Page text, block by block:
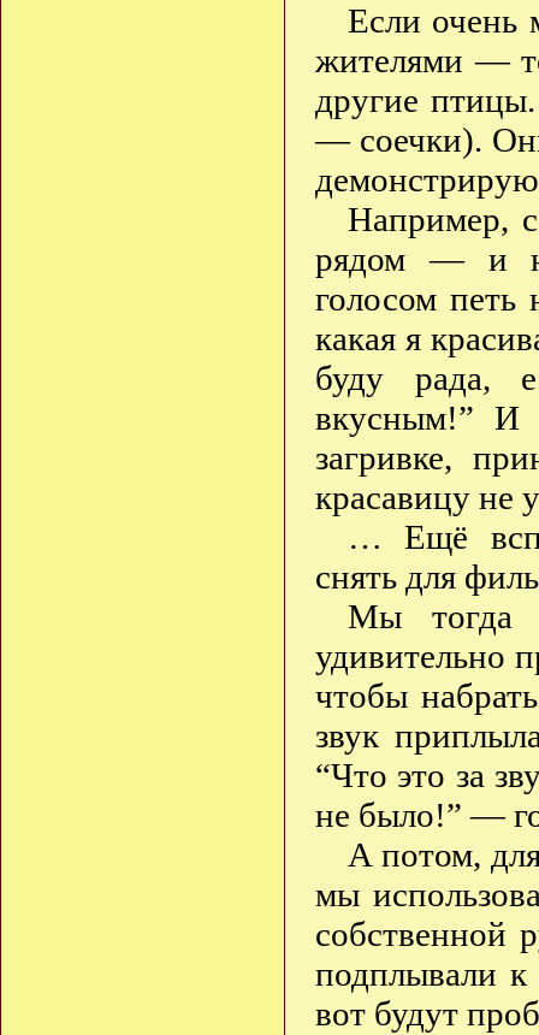
Если очень
жителями —
другие
— соечки).
Например,
рядом — и
голосом петь
какая я
буду рада,
вкусным!” И
загривке,
красавицу не
… Ещё
снять для
Мы тогда
удивительно
чтобы
звук
“Что это за
не было!” —
А потом,
мы
собственной
подплывали к
вот будут